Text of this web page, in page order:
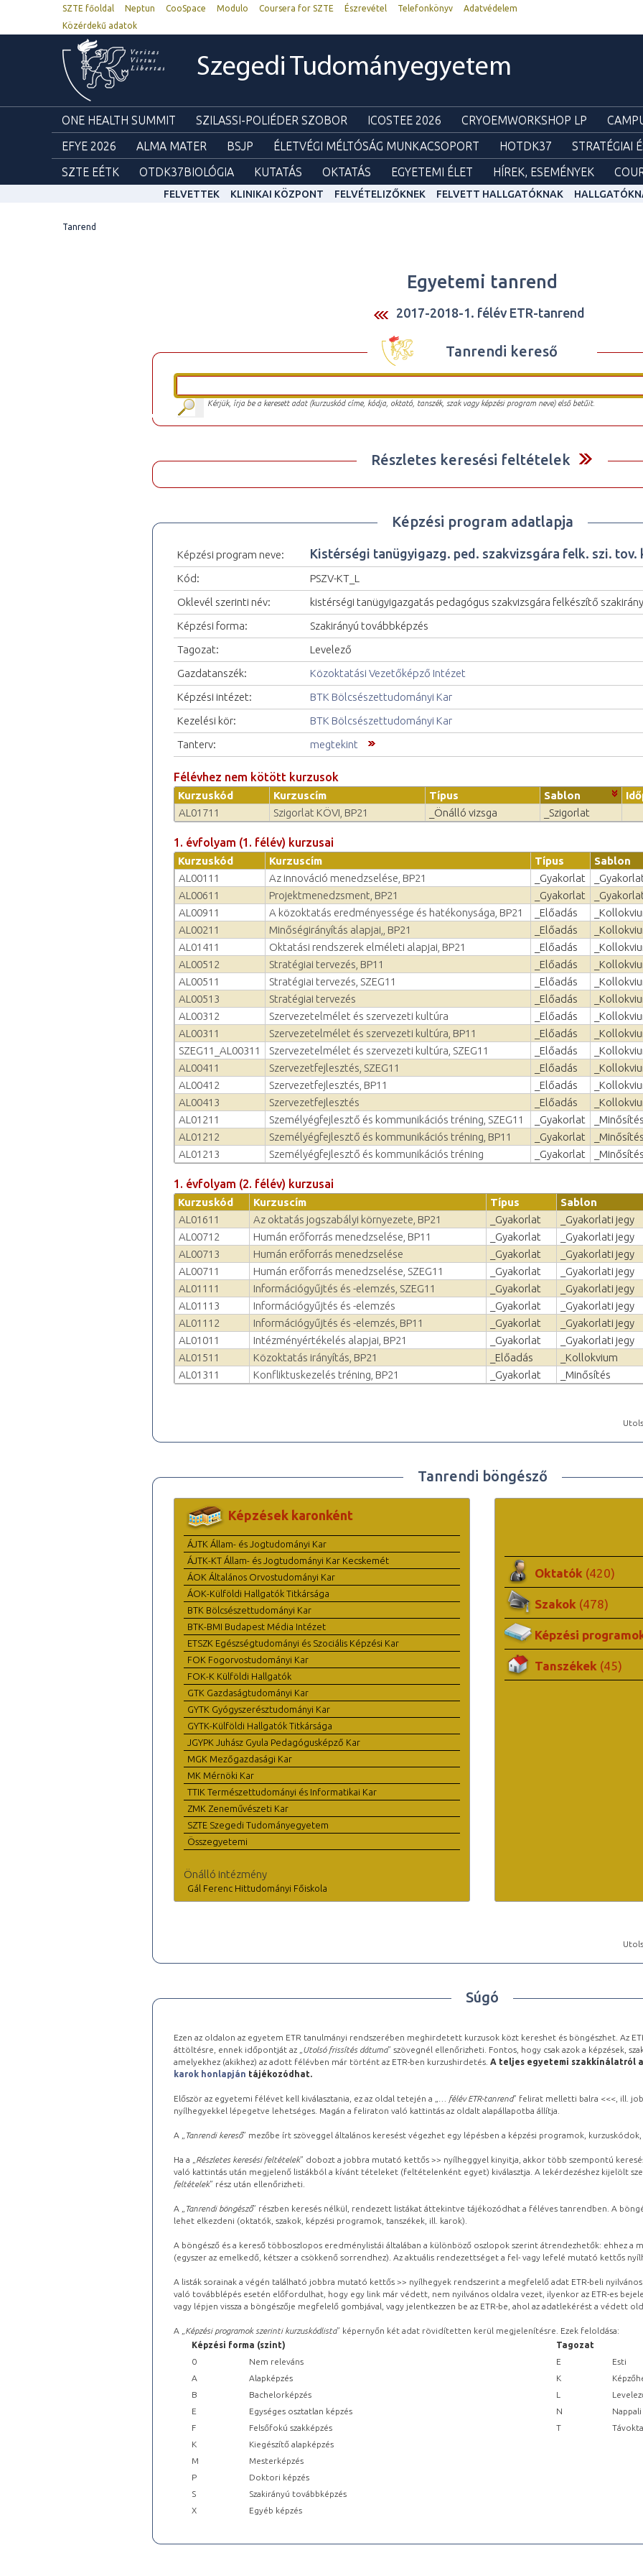
SZTE főoldal Neptun CooSpace Modulo Coursera for SZTE Észrevétel Telefonkönyv
Adatvédelem
Közérdekű adatok
Szegedi Tudományegyetem
ONE HEALTH SUMMIT SZILASSI-POLIÉDER SZOBOR ICOSTEE 2026 CRYOEMWORKSHOP LP
EFYE 2026
ALMA MATER BSJP ÉLETVÉGI MÉLTÓSÁG MUNKACSOPORT HOTDK37 STRATÉGIAI
SZTE EÉTK
OTDK37BIOLÓGIA KUTATÁS OKTATÁS EGYETEMI ÉLET HÍREK, ESEMÉNYEK
FELVETTEK KLINIKAI KÖZPONT FELVÉTELIZŐKNEK FELVETT HALLGATÓKNAK
Tanrend
Egyetemi tanrend
2017-2018-1. félév ETR-tanrend
Tanrendi kereső
Kérjük, írja be a keresett adat (kurzuskód címe, kódja, oktató, tanszék, szak vagy képzési program neve) első betűit.
Részletes keresési feltételek
Képzési program adatlapja
Képzési program neve: Kistérségi tanügyigazg. ped. szakvizsgára felk. szi. tov.
Kód:
PSZV-KT_L
Oklevél szerinti név:
kistérségi tanügyigazgatás pedagógus szakvizsgára felkészítő
Képzési forma:
Szakirányú továbbképzés
Tagozat:
Levelező
Gazdatanszék:
Közoktatási Vezetőképző Intézet
Képzési intézet:
BTK Bölcsészettudományi Kar
Kezelési kör:
BTK Bölcsészettudományi Kar
Tanterv:
megtekint
Félévhez nem kötött kurzusok
Kurzuskód Kurzuscím Típus Sablon
AL01711
Szigorlat KÖVI, BP21 _Önálló vizsga _Szigorlat
1. évfolyam (1. félév) kurzusai
Kurzuskód Kurzuscím Típus Sablon
AL00111
Az innováció menedzselése, BP21 _Gyakorlat
AL00611
Projektmenedzsment, BP21 _Gyakorlat
AL00911
A közoktatás eredményessége és hatékonysága, BP21 _Előadás
AL00211
Minőségirányítás alapjai,, BP21 _Előadás
AL01411
Oktatási rendszerek elméleti alapjai, BP21 _Előadás
AL00512
Stratégiai tervezés, BP11 _Előadás
AL00511
Stratégiai tervezés, SZEG11 _Előadás
AL00513
Stratégiai tervezés _Előadás
AL00312
Szervezetelmélet és szerveze­ti kultúra _Előadás
AL00311
Szervezetelmélet és szerveze­ti kultúra, BP11 _Előadás
SZEG11_AL00311
Szervezetelmélet és szerveze­ti kultúra, SZEG11 _Előadás
AL00411
Szervezetfejlesztés, SZEG11 _Előadás
AL00412
Szervezetfejlesztés, BP11 _Előadás
AL00413
Szervezetfejlesztés _Előadás
AL01211
Személyégfejlesztő és kommunikációs tréning, SZEG11 _Gyakorlat
_Minősítés
AL01212
Személyégfejlesztő és kommunikációs tréning, BP11 _Gyakorlat
_Minősítés
AL01213
Személyégfejlesztő és kommunikációs tréning _Gyakorlat _Minősítés
1. évfolyam (2. félév) kurzusai
Kurzuskód Kurzuscím Típus Sablon
AL01611
Az oktatás jogszabályi környezete, BP21 _Gyakorlat
_Gyakorlati jegy
AL00712
Humán erőforrás menedzselése, BP11 _Gyakorlat
_Gyakorlati jegy
AL00713
Humán erőforrás menedzselése _Gyakorlat
_Gyakorlati jegy
AL00711
Humán erőforrás menedzselése, SZEG11 _Gyakorlat
_Gyakorlati jegy
AL01111
Információgyűjtés és -elemzés, SZEG11 _Gyakorlat
_Gyakorlati jegy
AL01113
Információgyűjtés és -elemzés _Gyakorlat
_Gyakorlati jegy
AL01112
Információgyűjtés és -elemzés, BP11 _Gyakorlat
_Gyakorlati jegy
AL01011
Intézményértékelés alapjai, BP21 _Gyakorlat
_Gyakorlati jegy
AL01511
Közoktatás irányítás, BP21 _Előadás
_Kollokvium
AL01311
Konfliktuskezelés tréning, BP21 _Gyakorlat _Minősítés
Tanrendi böngésző
Képzések karonként
ÁJTK Állam- és Jogtudományi Kar
ÁJTK-KT Állam- és Jogtudományi Kar Kecskemét
ÁOK Általános Orvostudományi Kar
ÁOK-Külföldi Hallgatók Titkársága
BTK Bölcsészettudományi Kar
BTK-BMI Budapest Média Intézet
ETSZK Egészségtudományi és Szociális Képzési Kar
FOK Fogorvostudományi Kar
FOK-K Külföldi Hallgatók
GTK Gazdaságtudományi Kar
GYTK Gyógyszerésztudományi Kar
GYTK-Külföldi Hallgatók Titkársága
JGYPK Juhász Gyula Pedagógusképző Kar
MGK Mezőgazdasági Kar
MK Mérnöki Kar
TTIK Természettudományi és Informatikai Kar
ZMK Zeneművészeti Kar
SZTE Szegedi Tudományegyetem
Összegyetemi
Önálló intézmény
Gál Ferenc Hittudományi Főiskola
Oktatók (420)
Szakok (478)
Képzési
Tanszékek (45)
Súgó
Ezen az oldalon az egyetem ETR tanulmányi rendszerében meghirdetett kurzusok közt kereshet és böngészhet. Az
áttöltésre, ennek időpontját az „ Utolsó frissítés dátuma” szövegnél ellenőrizheti. Fontos, hogy csak azok a képzések,
amelyekhez (akikhez) az adott félévben már történt az ETR-ben kurzushirdetés. A teljes egyetemi szakkínálatról a
karok honlapján tájékozódhat.
Először az egyetemi félévet kell kiválasztania, ez az oldal tetején a „ … félév ETR-tanrend” felirat melletti balra <<<, ill.
nyílhegyekkel lépegetve lehetséges. Magán a feliraton való kattintás az oldalt alapállapotba állítja.
A „ Tanrendi kereső” mezőbe írt szöveggel általános keresést végezhet egy lépésben a képzési programok,
Ha a „ Részletes keresési feltételek” dobozt a jobbra mutató kettős >> nyílheggyel kinyitja, akkor több szempontú
való kattintás után megjelenő listákból a kívánt tételeket (feltételenként egyet) kiválasztja. A lekérdezéshez kijelölt
feltételek” rész után ellenőrizheti.
A „ Tanrendi böngésző” részben keresés nélkül, rendezett listákat áttekintve tájékozódhat a féléves tanrendben. A
lehet elkezdeni (oktatók, szakok, képzési programok, tanszékek, ill. karok).
A böngésző és a kereső többoszlopos eredménylistái általában a különböző oszlopok szerint átrendezhetők: ehhez a
(egyszer az emelkedő, kétszer a csökkenő sorrendhez). Az aktuális rendezettséget a fel- vagy lefelé mutató kettős
A listák sorainak a végén található jobbra mutató kettős >> nyílhegyek rendszerint a megfelelő adat ETR-beli
való továbblépés esetén előfordulhat, hogy egy link már védett, nem nyilvános oldalra vezet, ilyenkor az ETR-es
vagy lépjen vissza a böngészője megfelelő gombjával, vagy jelentkezzen be az ETR-be, ahol az adatlekérést a védett
A „ Képzési programok szerinti kurzuskódlista” képernyőn két adat rövidítetten kerül megjelenítésre. Ezek feloldása:
Képzési forma (szint)
Tagozat
0
Nem releváns E
Esti
A
Alapképzés K
B
Bachelorképzés L
E
Egységes osztatlan képzés N
Nappali
F
Felsőfokú szakképzés T
K
Kiegészítő alapképzés
M
Mesterképzés
P
Doktori képzés
S
Szakirányú továbbképzés
X
Egyéb képzés